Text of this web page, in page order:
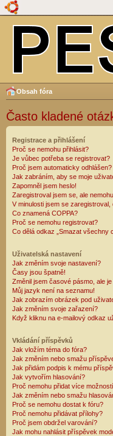
Obsah fóra
Často kladené
Registrace a přihlášení
Proč se nemohu přihlásit?
Je vůbec potřeba se registrovat?
Proč jsem automaticky odhlášen?
Jak zabráním, aby se moje
Zapomněl jsem heslo!
Zaregistroval jsem se, ale
V minulosti jsem se
Co znamená COPPA?
Proč se nemohu registrovat?
Co dělá odkaz „Smazat všechny
Uživatelská nastavení
Jak změním svoje nastavení?
Časy jsou špatně!
Změnil jsem časové pásmo, ale
Můj jazyk není na seznamu!
Jak zobrazím obrázek pod
Jak změním svoje zařazení?
Když kliknu na e-mailový odkaz
Vkládání příspěvků
Jak vložím téma do fóra?
Jak změním nebo smažu
Jak přidám podpis k mému
Jak vytvořím hlasování?
Proč nemohu přidat více
Jak změním nebo smažu
Proč se nemohu dostat k fóru?
Proč nemohu přidávat přílohy?
Proč jsem obdržel varování?
Jak mohu nahlásit příspěvek